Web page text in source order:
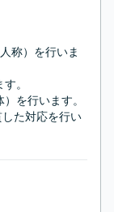
称）を行いま
。
を行います。
た対応を行い